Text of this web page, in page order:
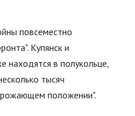
повсеместно
". Купянск и
находятся в полукольце,
тысяч
положении".